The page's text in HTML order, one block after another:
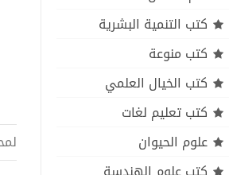
كتب التنمية البشرية
كتب منوعة
كتب الخيال العلمي
كتب تعليم لغات
علوم الحيوان